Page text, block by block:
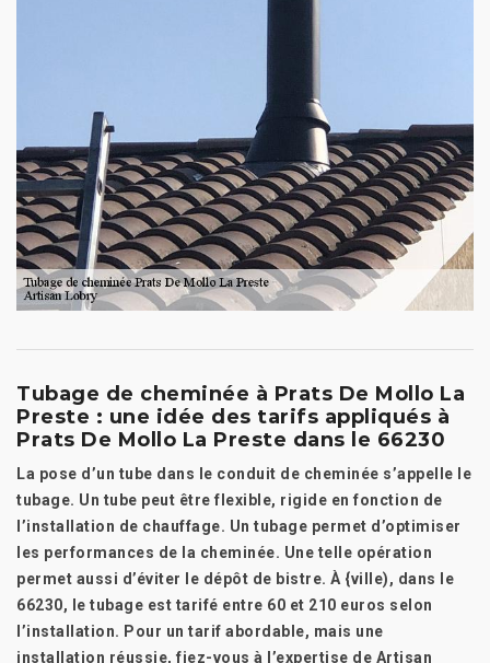
Tubage de cheminée à Prats De Mollo La
Preste : une idée des tarifs appliqués à
Prats De Mollo La Preste dans le 66230
La pose d’un tube dans le conduit de cheminée s’appelle le
tubage. Un tube peut être flexible, rigide en fonction de
l’installation de chauffage. Un tubage permet d’optimiser
les performances de la cheminée. Une telle opération
permet aussi d’éviter le dépôt de bistre. À {ville), dans le
66230, le tubage est tarifé entre 60 et 210 euros selon
l’installation. Pour un tarif abordable, mais une
installation réussie, fiez-vous à l’expertise de Artisan